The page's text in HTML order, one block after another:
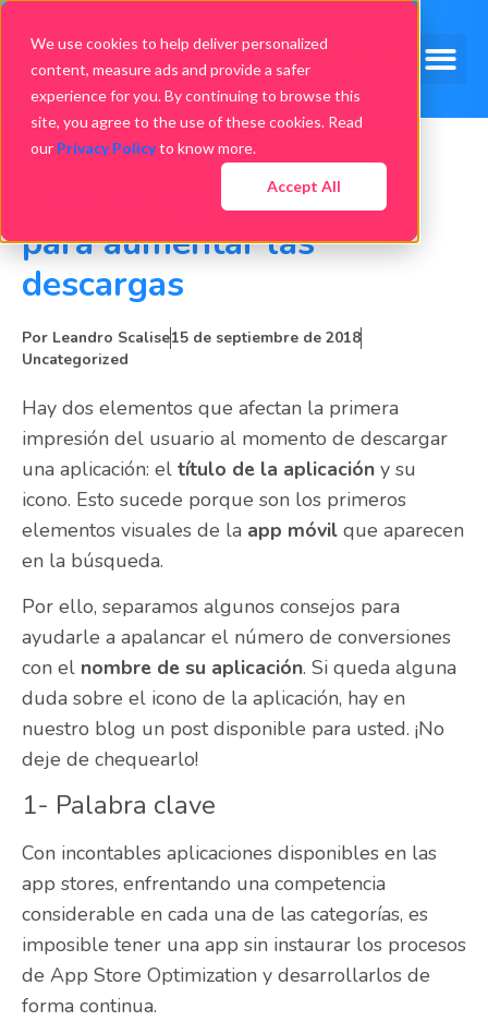
We use cookies to help deliver personalized
content, measure ads and provide a safer
experience for you. By continuing to browse this
site, you agree to the use of these cookies. Read
our Privacy Policyto know more.
Accept All
Title de app: 8 consejos
para aumentar las
descargas
Por Leandro Scalise15 de septiembre de 2018
Uncategorized
Hay dos elementos que afectan la primera
impresión del usuario al momento de descargar
una aplicación: el título de la aplicación y su
icono. Esto sucede porque son los primeros
elementos visuales de la app móvil que aparecen
en la búsqueda.
Por ello, separamos algunos consejos para
ayudarle a apalancar el número de conversiones
con el nombre de su aplicación. Si queda alguna
duda sobre el icono de la aplicación, hay en
nuestro blog un post disponible para usted. ¡No
deje de chequearlo!
1- Palabra clave
Con incontables aplicaciones disponibles en las
app stores, enfrentando una competencia
considerable en cada una de las categorías, es
imposible tener una app sin instaurar los procesos
de App Store Optimization y desarrollarlos de
forma continua.